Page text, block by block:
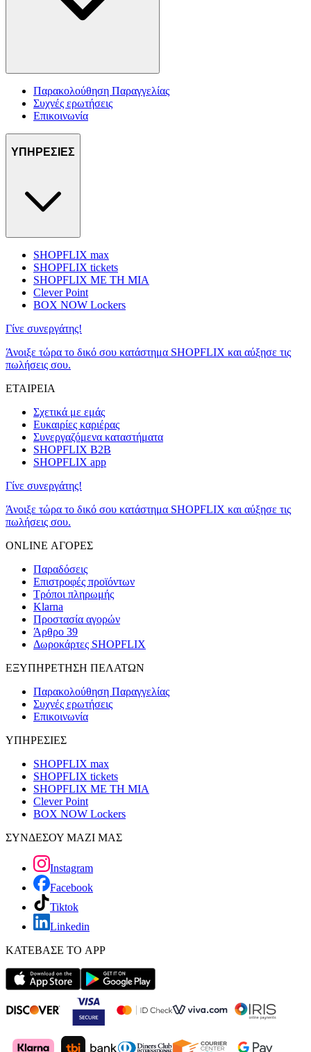
Παρακολούθηση Παραγγελίας
Συχνές ερωτήσεις
Επικοινωνία
ΥΠΗΡΕΣΙΕΣ
SHOPFLIX max
SHOPFLIX tickets
SHOPFLIX ΜΕ ΤΗ ΜΙΑ
Clever Point
BOX NOW Lockers
Γίνε συνεργάτης!
Άνοιξε τώρα το δικό σου κατάστημα SHOPFLIX και αύξησε τις
πωλήσεις σου.
ΕΤΑΙΡΕΙΑ
Σχετικά με εμάς
Ευκαιρίες καριέρας
Συνεργαζόμενα καταστήματα
SHOPFLIX B2B
SHOPFLIX app
Γίνε συνεργάτης!
Άνοιξε τώρα το δικό σου κατάστημα SHOPFLIX και αύξησε τις
πωλήσεις σου.
ONLINE ΑΓΟΡΕΣ
Παραδόσεις
Επιστροφές προϊόντων
Τρόποι πληρωμής
Klarna
Προστασία αγορών
Άρθρο 39
Δωροκάρτες SHOPFLIX
ΕΞΥΠΗΡΕΤΗΣΗ ΠΕΛΑΤΩΝ
Παρακολούθηση Παραγγελίας
Συχνές ερωτήσεις
Επικοινωνία
ΥΠΗΡΕΣΙΕΣ
SHOPFLIX max
SHOPFLIX tickets
SHOPFLIX ΜΕ ΤΗ ΜΙΑ
Clever Point
BOX NOW Lockers
ΣΥΝΔΕΣΟΥ ΜΑΖΙ ΜΑΣ
Instagram
Facebook
Tiktok
Linkedin
ΚΑΤΕΒΑΣΕ ΤΟ APP